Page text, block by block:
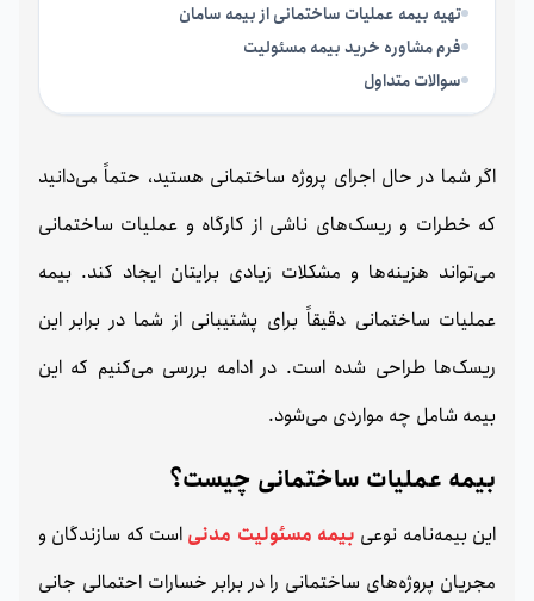
تهیه بیمه عملیات ساختمانی از بیمه سامان
فرم مشاوره خرید بیمه مسئولیت
سوالات متداول
اگر شما در حال اجرای پروژه ساختمانی هستید، حتماً می‌دانید
که خطرات و ریسک‌های ناشی از کارگاه و عملیات ساختمانی
می‌تواند هزینه‌ها و مشکلات زیادی برایتان ایجاد کند. بیمه
عملیات ساختمانی دقیقاً برای پشتیبانی از شما در برابر این
ریسک‌ها طراحی شده است. در ادامه بررسی می‌کنیم که این
بیمه شامل چه مواردی می‌شود.
بیمه عملیات ساختمانی چیست؟
این بیمه‌نامه نوعی بیمه مسئولیت مدنی است که سازندگان و
مجریان پروژه‌های ساختمانی را در برابر خسارات احتمالی جانی